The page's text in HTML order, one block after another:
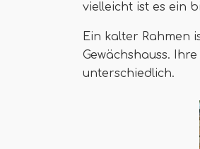
vielleicht ist es ein
Ein kalter Rahmen
Gewächshauss.
unterschiedlich.